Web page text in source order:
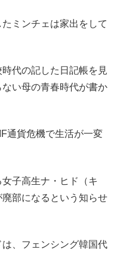
ミンチェは家出をして
代の記した日記帳を見
い母の青春時代が書か
通貨危機で生活が一変
子高生ナ・ヒド（キ
部になるという知らせ
、フェンシング韓国代